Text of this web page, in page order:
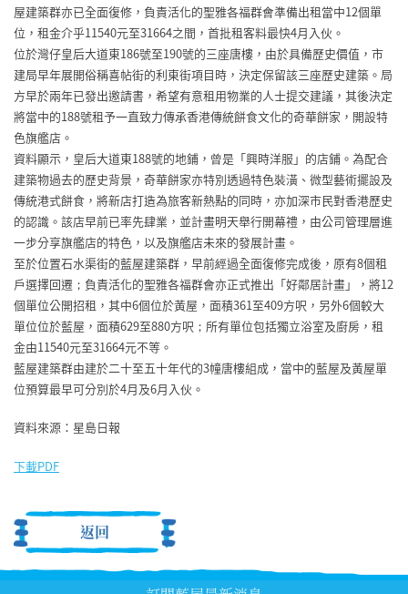
屋建築群亦已全面復修，負責活化的聖雅各福群會準備出租當中12個單
位，租金介乎11540元至31664之間，首批租客料最快4月入伙。
位於灣仔皇后大道東186號至190號的三座唐樓，由於具備歷史價值，市
建局早年展開俗稱喜帖街的利東街項目時，決定保留該三座歷史建築。局
方早於兩年已發出邀請書，希望有意租用物業的人士提交建議，其後決定
將當中的188號租予一直致力傳承香港傳統餅食文化的奇華餅家，開設特
色旗艦店。
資料顯示，皇后大道東188號的地鋪，曾是「興時洋服」的店鋪。為配合
建築物過去的歷史背景，奇華餅家亦特別透過特色裝潢、微型藝術擺設及
傳統港式餅食，將新店打造為旅客新熱點的同時，亦加深市民對香港歷史
的認識。該店早前已率先肆業，並計畫明天舉行開幕禮，由公司管理層進
一步分享旗艦店的特色，以及旗艦店未來的發展計畫。
至於位置石水渠街的藍屋建築群，早前經過全面復修完成後，原有8個租
戶選擇回遷；負責活化的聖雅各福群會亦正式推出「好鄰居計畫」，將12
個單位公開招租，其中6個位於黃屋，面積361至409方呎，另外6個較大
單位位於藍屋，面積629至880方呎；所有單位包括獨立浴室及廚房，租
金由11540元至31664元不等。
藍屋建築群由建於二十至五十年代的3幢唐樓組成，當中的藍屋及黃屋單
位預算最早可分別於4月及6月入伙。
資料來源：星島日報
下載PDF
返回